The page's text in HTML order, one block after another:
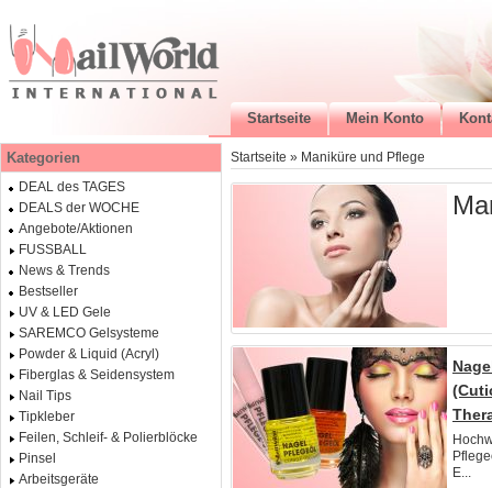
Startseite Mein Konto
Startseite » Maniküre und Pflege
E...
Kategorien
DEAL des TAGES
DEALS der WOCHE
Angebote/Aktionen
FUSSBALL
News & Trends
Bestseller
UV & LED Gele
SAREMCO Gelsysteme
Powder & Liquid (Acryl)
Fiberglas & Seidensystem
Nail Tips
Tipkleber
Feilen, Schleif- & Polierblöcke
Pinsel
Arbeitsgeräte